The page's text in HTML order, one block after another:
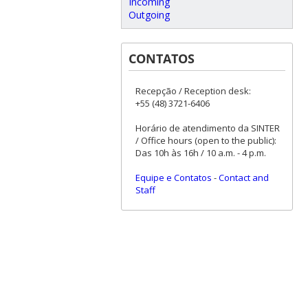
Outgoing
CONTATOS
Recepção / Reception desk:
+55 (48) 3721-6406
Horário de atendimento da SINTER
/ Office hours (open to the public):
Das 10h às 16h / 10 a.m. - 4 p.m.
Equipe e Contatos -Contact and
Staff